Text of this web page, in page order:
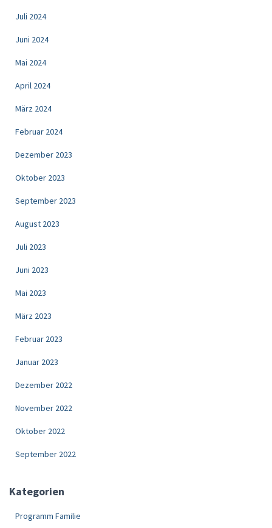
Juli 2024
Juni 2024
Mai 2024
April 2024
März 2024
Februar 2024
Dezember 2023
Oktober 2023
September 2023
August 2023
Juli 2023
Juni 2023
Mai 2023
März 2023
Februar 2023
Januar 2023
Dezember 2022
November 2022
Oktober 2022
September 2022
Kategorien
Programm Familie